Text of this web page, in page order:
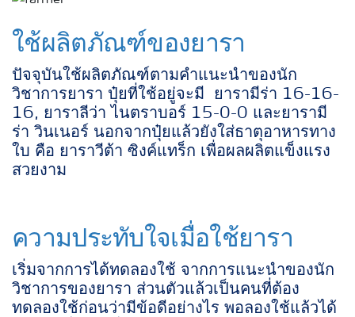
ใช้ผลิตภัณฑ์ของยารา
ปัจจุบันใช้ผลิตภัณฑ์ตามคำแนะนำของนัก
วิชาการยารา ปุ๋ยที่ใช้อยู่จะมี
ยารามีร่า 16-16-
16, ยาราลีว่า ไนตราบอร์ 15-0-0 และยารามี
ร่า วินเนอร์ นอกจากปุ๋ยแล้วยังใส่ธาตุอาหารทาง
ใบ คือ ยาราวีต้า ซิงค์แทร็ก เพื่อผลผลิตแข็งแรง
สวยงาม
ความประทับใจเมื่อใช้ยารา
เริ่มจากการได้ทดลองใช้ จากการแนะนำของนัก
วิชาการของยารา ส่วนตัวแล้วเป็นคนที่ต้อง
ทดลองใช้ก่อนว่ามีข้อดีอย่างไร พอลองใช้แล้วได้